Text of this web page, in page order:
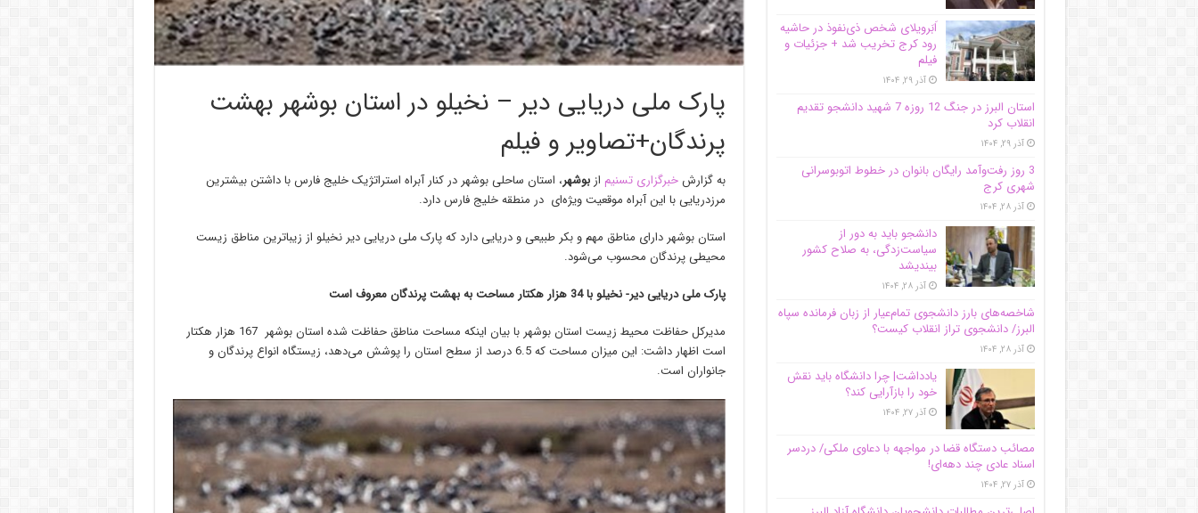
پارک ملی دریایی دیر – نخیلو در استان بوشهر بهشت
پرندگان+تصاویر و فیلم
به گزارشخبرگزاری تسنیم از بوشهر، استان ساحلی بوشهر در کنار آبراه استراتژیک خلیج فارس با داشتن بیشترین
مرزدریایی با این آبراه موقعیت ویژه‌ای در منطقه خلیج فارس دارد.
استان بوشهر دارای مناطق مهم و بکر طبیعی و دریایی دارد که پارک ملی دریایی دیر نخیلو از زیباترین مناطق زیست
محیطی پرندگان محسوب می‌شود.
پارک ملی دریایی دیر- نخیلو با 34 هزار هکتار مساحت به بهشت پرندگان معروف است
مدیرکل حفاظت محیط زیست استان بوشهر با بیان اینکه مساحت مناطق حفاظت شده استان بوشهر 167 هزار هکتار
است اظهار داشت: این میزان مساحت که 6.5 درصد از سطح استان را پوشش می‌دهد، زیستگاه انواع پرندگان و
جانواران است.
اَبَر‌ویلای شخص ذی‌نفوذ در حاشیه‌
رود کرج تخریب شد + جزئیات و
فیلم
آذر ۲۹, ۱۴۰۴
استان البرز در جنگ 12 روزه 7 شهید دانشجو تقدیم
انقلاب کرد
آذر ۲۹, ۱۴۰۴
3 روز رفت‌وآمد رایگان بانوان در خطوط اتوبوسرانی
شهری کرج
آذر ۲۸, ۱۴۰۴
دانشجو باید به دور از
سیاست‌زدگی، به صلاح کشور
بیندیشد
آذر ۲۸, ۱۴۰۴
شاخصه‌های بارز دانشجوی تمام‌عیار از زبان فرمانده سپاه
البرز/ دانشجوی تراز انقلاب کیست؟
آذر ۲۸, ۱۴۰۴
یادداشت| چرا دانشگاه باید نقش
خود را بازآرایی کند؟
آذر ۲۷, ۱۴۰۴
مصائب دستگاه قضا در مواجهه با دعاوی ملکی/ دردسر
اسناد عادی چند‌ دهه‌ای!
آذر ۲۷, ۱۴۰۴